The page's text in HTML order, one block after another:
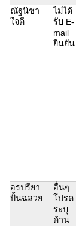
ณัฐนิชา
ใจดี
ไม่ได้
รับ E-
mail
ยืนยัน
อรปรียา
ปั้นฉลวย
อื่นๆ
โปรด
ระบุ
ด้าน